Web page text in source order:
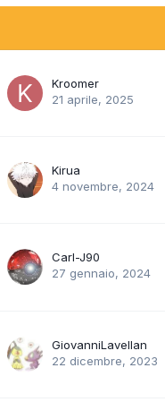
Kroomer
21 aprile, 2025
Kirua
4 novembre, 2024
Carl-J90
27 gennaio, 2024
GiovanniLavellan
22 dicembre, 2023